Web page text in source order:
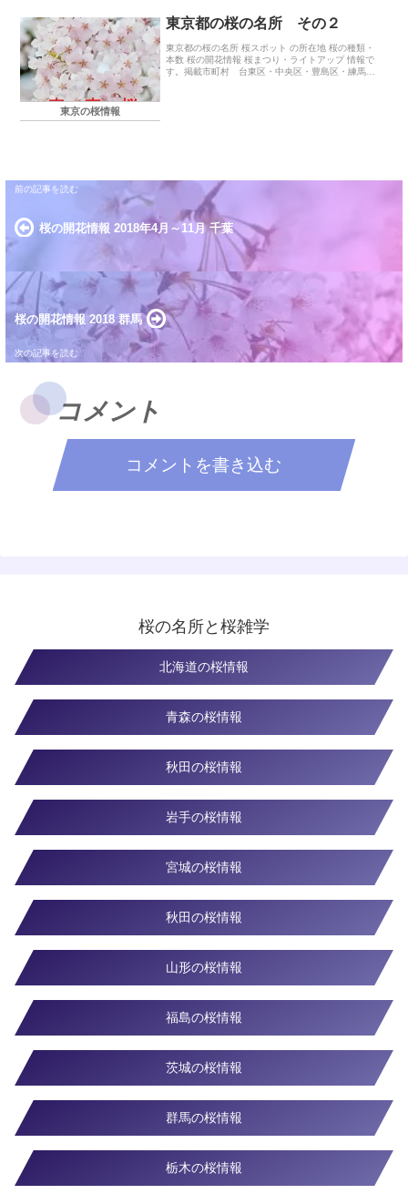
東京の桜情報
東京都の桜の名所 その２
東京都の桜の名所 桜スポット の所在地 桜の種類・
本数 桜の開花情報 桜まつり・ライトアップ 情報で
す。掲載市町村 台東区・中央区・豊島区・練馬
桜の開花情報 2018年4月～11月 千葉
桜の開花情報 2018 群馬
コメント
コメントを書き込む
桜の名所と桜雑学
北海道の桜情報
青森の桜情報
秋田の桜情報
岩手の桜情報
宮城の桜情報
秋田の桜情報
山形の桜情報
福島の桜情報
茨城の桜情報
群馬の桜情報
栃木の桜情報